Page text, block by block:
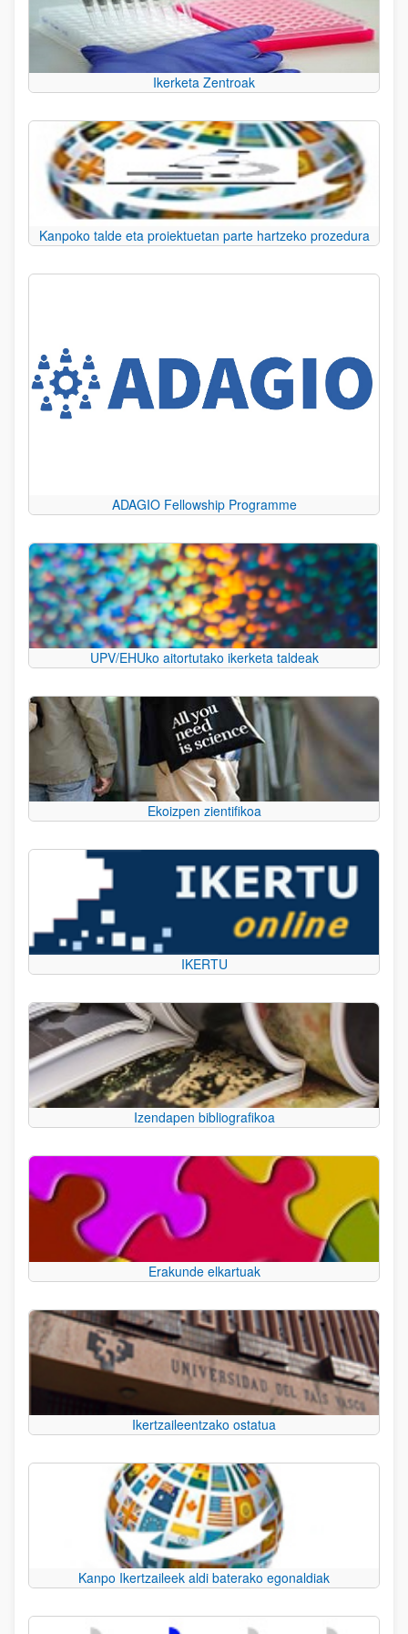
Ikerketa Zentroak
Kanpoko talde eta proiektuetan parte hartzeko prozedura
ADAGIO Fellowship Programme
UPV/EHUko aitortutako ikerketa taldeak
Ekoizpen zientifikoa
IKERTU
Izendapen bibliografikoa
Erakunde elkartuak
Ikertzaileentzako ostatua
Kanpo Ikertzaileek aldi baterako egonaldiak